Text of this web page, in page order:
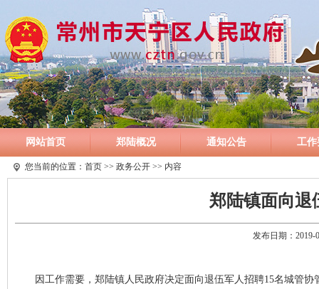
网站首页 郑陆概况 通知公告 工作
您当前的位置： 首页 >> 政务公开 >> 内容
郑陆镇面向退
发布日期：2019-
因工作需要，郑陆镇人民政府决定面向退伍军人招聘15名城管